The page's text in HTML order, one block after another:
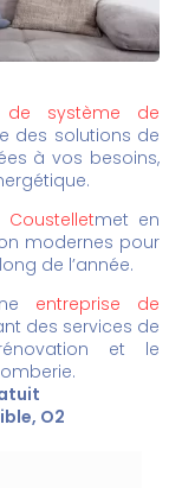
de système de
des solutions de
à vos besoins,
met en
modernes pour
de l’année.
entreprise de
des services de
et le
O2